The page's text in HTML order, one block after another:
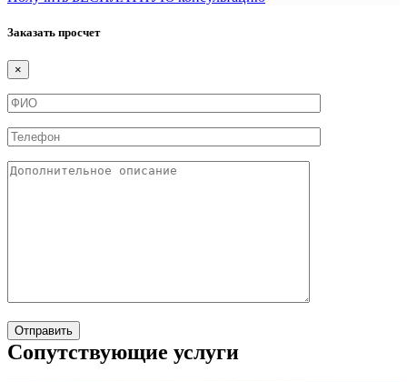
Заказать просчет
×
Cопутствующие услуги